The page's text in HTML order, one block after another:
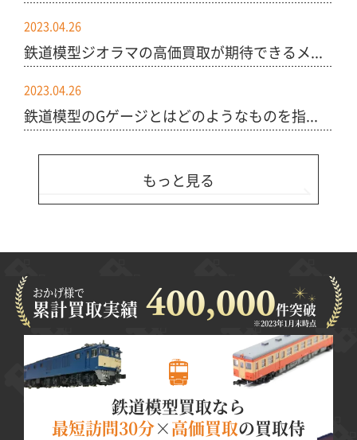
2023.04.26
鉄道模型ジオラマの高価買取が期待できるメ...
2023.04.26
鉄道模型のGゲージとはどのようなものを指...
もっと見る
おかげ様で
累計買取実績 400,000件突破
※2023年1月末時点
鉄道模型買取なら
最短訪問30分×高価買取の買取侍